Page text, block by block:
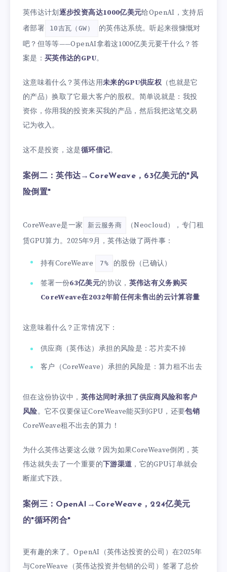
英伟达计划逐步投资高达1000亿美元给OpenAI，支持后
者部署
10吉瓦（GW）
的英伟达系统。听起来很慷慨对
吧？但等等——OpenAI拿着这1000亿美元要干什么？答
案是：买英伟达的GPU。
这意味着什么？英伟达用未来的GPU供应权（也就是它
的产品）换取了它最大客户的股权。简单说就是：我投
资你，你用我的投资来买我的产品，然后我把这笔交易
记为收入。
这不是投资，这是循环借记。
案例二：英伟达→CoreWeave，63亿美元的"风
险倒置"
CoreWeave是一家 新云服务商
（Neocloud），专门租
赁GPU算力。2025年9月，英伟达做了两件事：
持有CoreWeave 7% 的股份（已确认）
签署一份63亿美元的协议， 英伟达有义务购买
CoreWeave在2032年前任何未售出的云计算容量
这意味着什么？正常情况下：
供应商（英伟达）承担的风险是：芯片卖不掉
客户（CoreWeave）承担的风险是：算力租不出去
但在这份协议中， 英伟达同时承担了供应商风险和客户
风险。它不仅要保证CoreWeave能买到GPU，还要包销
CoreWeave租不出去的算力！
为什么英伟达要这么做？因为如果CoreWeave倒闭，英
伟达就失去了一个重要的下游渠道 ，它的GPU订单就会
断崖式下跌。
案例三：OpenAI→CoreWeave，224亿美元
的"循环闭合"
更有趣的来了。OpenAI（英伟达投资的公司）在2025年
与CoreWeave（英伟达投资并包销的公司）签署了总价